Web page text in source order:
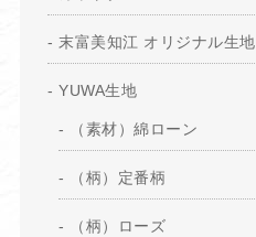
末富美知江 オリジナル生地
YUWA生地
（素材）綿ローン
（柄）定番柄
（柄）ローズ